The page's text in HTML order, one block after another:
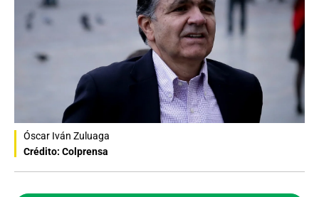
Óscar Iván Zuluaga
Crédito: Colprensa